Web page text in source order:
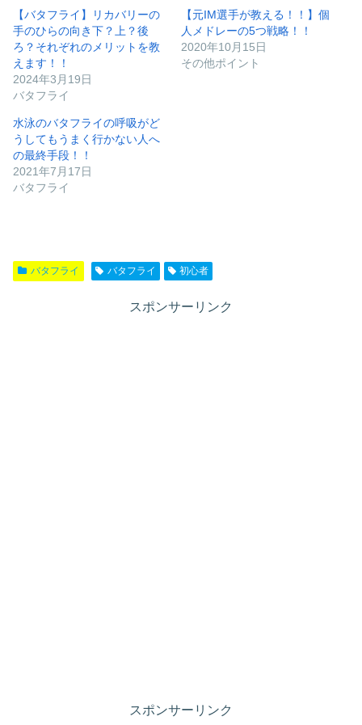
【バタフライ】リカバリーの
手のひらの向き下？上？後
ろ？それぞれのメリットを教
えます！！
2024年3月19日
バタフライ
【元IM選手が教える！！】個
人メドレーの5つ戦略！！
2020年10月15日
その他ポイント
水泳のバタフライの呼吸がど
うしてもうまく行かない人へ
の最終手段！！
2021年7月17日
バタフライ
バタフライ バタフライ 初心者
スポンサーリンク
スポンサーリンク